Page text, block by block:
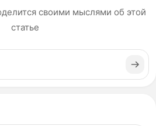
своими мыслями об этой
статье